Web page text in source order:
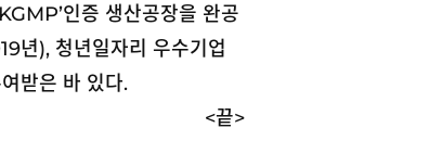
인증 생산공장을 완공
년), 청년일자리 우수기업
받은 바 있다.
<끝>